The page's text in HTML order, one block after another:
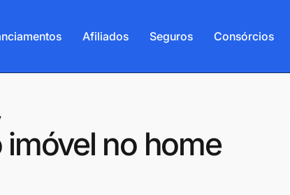
Afiliados Seguros Consórcios
imóvel no home